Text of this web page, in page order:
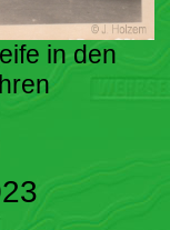
in den